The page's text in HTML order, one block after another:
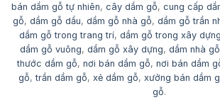
bán dầm gỗ tự nhiên, cây dầm gỗ, cung cấp
gỗ, dầm gỗ dầu, dầm gỗ nhà gỗ, dầm gỗ trần
dầm gỗ trong trang trí, dầm gỗ trong xây dựng
dầm gỗ vuông, dầm gỗ xây dựng, dầm nhà gỗ
thước dầm gỗ, nơi bán dầm gỗ, nơi bán dầm
gỗ,trần dầm gỗ, xẻ dầm gỗ, xưởng bán dầm
gỗ.